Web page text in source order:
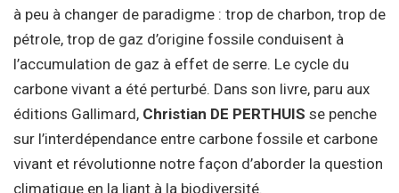
à peu à changer de paradigme : trop de charbon, trop de
pétrole, trop de gaz d’origine fossile conduisent à
l’accumulation de gaz à effet de serre. Le cycle du
carbone vivant a été perturbé. Dans son livre, paru aux
éditions Gallimard, Christian DE PERTHUIS se penche
sur l’interdépendance entre carbone fossile et carbone
vivant et révolutionne notre façon d’aborder la question
climatique en la liant à la biodiversité.